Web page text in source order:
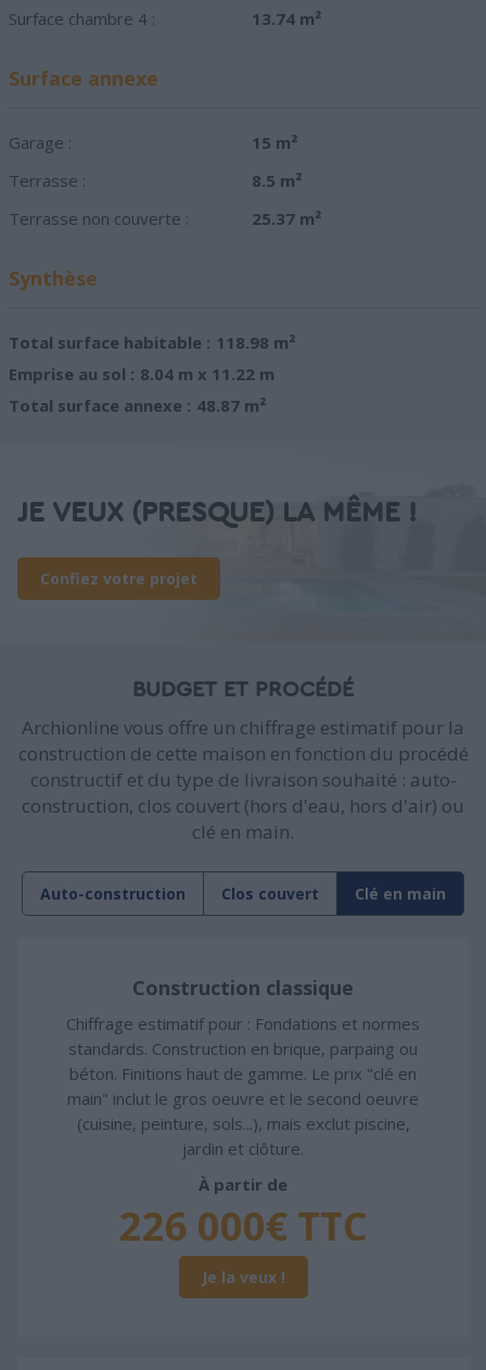
Surface chambre 4 :
13.74 m²
Surface annexe
Garage :
15 m²
Terrasse :
8.5 m²
Terrasse non couverte :
25.37 m²
Synthèse
Total surface habitable : 118.98 m²
Emprise au sol : 8.04 m x 11.22 m
Total surface annexe : 48.87 m²
JE VEUX (PRESQUE) LA MÊME !
Confiez votre projet
BUDGET ET PROCÉDÉ
Archionline vous offre un chiffrage estimatif pour la
construction de cette maison en fonction du procédé
constructif et du type de livraison souhaité : auto-
construction, clos couvert (hors d'eau, hors d'air) ou
clé en main.
Auto-construction Clos couvert Clé en main
Construction classique
Chiffrage estimatif pour : Fondations et normes
standards. Construction en brique, parpaing ou
béton. Finitions haut de gamme. Le prix "clé en
main" inclut le gros oeuvre et le second oeuvre
(cuisine, peinture, sols...), mais exclut piscine,
jardin et clôture.
À partir de
226 000€ TTC
Je la veux !